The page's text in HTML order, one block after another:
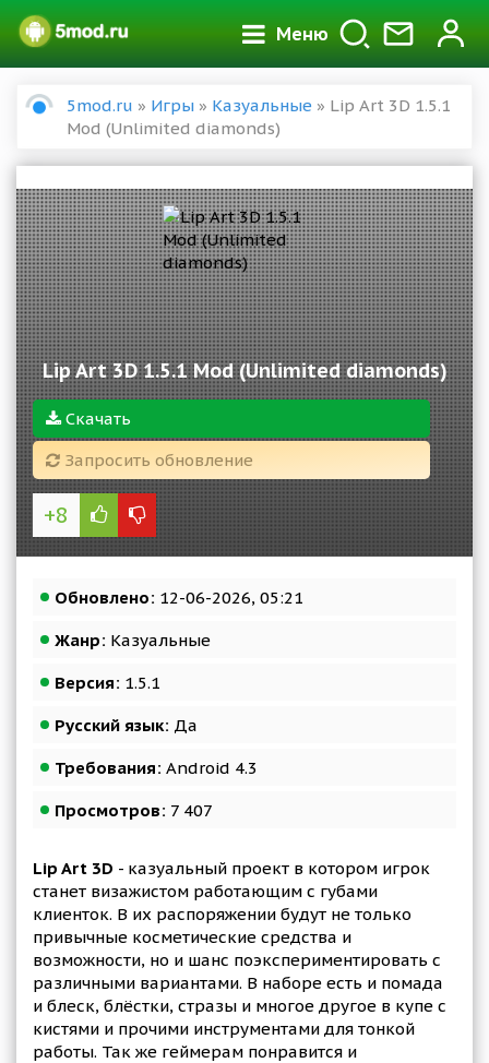
Меню
5mod.ru » Игры » Казуальные » Lip Art 3D 1.5.1
Mod (Unlimited diamonds)
Lip Art 3D 1.5.1 Mod (Unlimited diamonds)
Скачать
Запросить обновление
+8
Обновлено: 12-06-2026, 05:21
Жанр: Казуальные
Версия: 1.5.1
Русский язык: Да
Требования: Android 4.3
Просмотров: 7 407
Lip Art 3D - казуальный проект в котором игрок
станет визажистом работающим с губами
клиенток. В их распоряжении будут не только
привычные косметические средства и
возможности, но и шанс поэкспериментировать с
различными вариантами. В наборе есть и помада
и блеск, блёстки, стразы и многое другое в купе с
кистями и прочими инструментами для тонкой
работы. Так же геймерам понравится и